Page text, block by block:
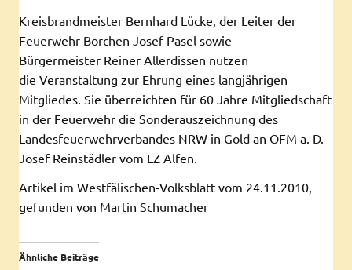
Kreisbrandmeister Bernhard Lücke, der Leiter der
Feuerwehr Borchen Josef Pasel sowie
Bürgermeister Reiner Allerdissen nutzen
die Veranstaltung zur Ehrung eines langjährigen
Mitgliedes. Sie überreichten für 60 Jahre Mitgliedschaft
in der Feuerwehr die Sonderauszeichnung des
Landesfeuerwehrverbandes NRW in Gold an OFM a. D.
Josef Reinstädler vom LZ Alfen.
Artikel im Westfälischen-Volksblatt vom 24.11.2010,
gefunden von Martin Schumacher
Ähnliche Beiträge